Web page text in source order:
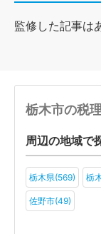
監修した記事は
栃木市の税
周辺の地域で
栃木県(569) 栃
佐野市(49)